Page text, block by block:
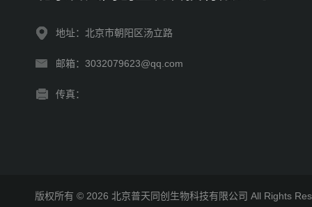
地址：北京市朝阳区汤立路
邮箱：3032079623@qq.com
传真：
版权所有 © 2026 北京普天同创生物科技有限公司 All Rights